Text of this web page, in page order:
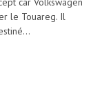
le Touareg. Il